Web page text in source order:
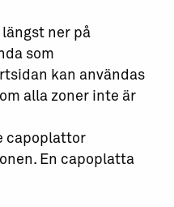
ner på
som
kan användas
alla zoner inte är
capoplattor
En capoplatta